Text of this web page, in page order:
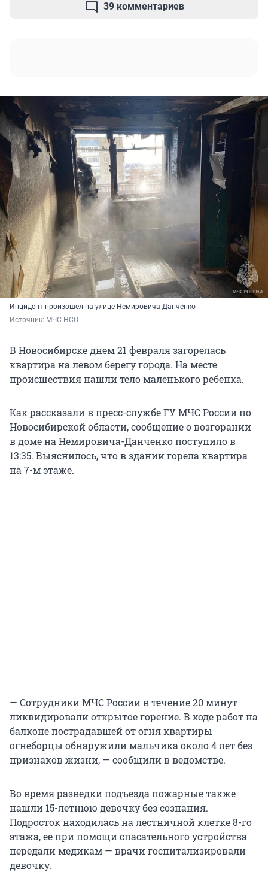
39 комментариев
Инцидент произошел на улице Немировича-Данченко
Источник: МЧС НСО
В Новосибирске днем 21 февраля загорелась
квартира на левом берегу города. На месте
происшествия нашли тело маленького ребенка.
Как рассказали в пресс-службе ГУ МЧС России по
Новосибирской области, сообщение о возгорании
в доме на Немировича-Данченко поступило в
13:35. Выяснилось, что в здании горела квартира
на 7-м этаже.
— Сотрудники МЧС России в течение 20 минут
ликвидировали открытое горение. В ходе работ на
балконе пострадавшей от огня квартиры
огнеборцы обнаружили мальчика около 4 лет без
признаков жизни, — сообщили в ведомстве.
Во время разведки подъезда пожарные также
нашли 15-летнюю девочку без сознания.
Подросток находилась на лестничной клетке 8-го
этажа, ее при помощи спасательного устройства
передали медикам — врачи госпитализировали
девочку.